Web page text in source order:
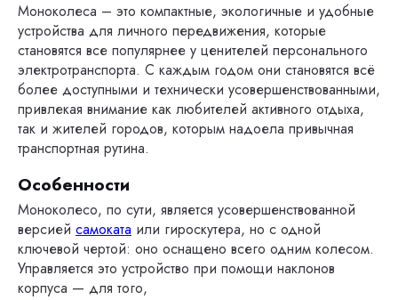
Моноколеса – это компактные, экологичные и удобные
устройства для личного передвижения, которые
становятся все популярнее у ценителей персонального
электротранспорта. С каждым годом они становятся всё
более доступными и технически усовершенствованными,
привлекая внимание как любителей активного отдыха,
так и жителей городов, которым надоела привычная
транспортная рутина.
Особенности
Моноколесо, по сути, является усовершенствованной
версией самоката или гироскутера, но с одной
ключевой чертой: оно оснащено всего одним колесом.
Управляется это устройство при помощи наклонов
корпуса — для того,